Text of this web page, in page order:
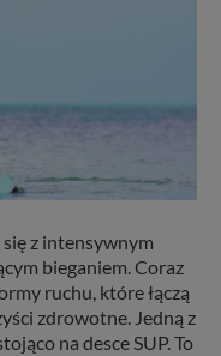
z intensywnym
bieganiem. Coraz
ruchu, które łączą
zdrowotne. Jedną z
na desce SUP. To